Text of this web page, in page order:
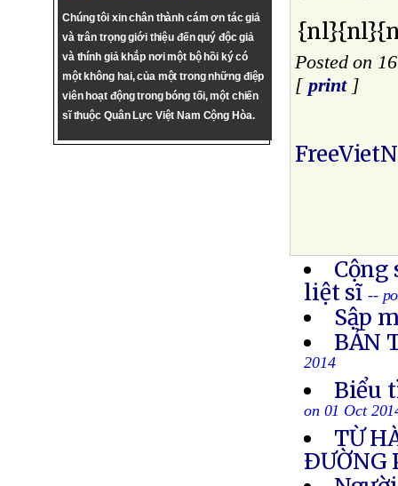
Chúng tôi xin chân thành cám ơn tác giả
và trân trọng giới thiệu đến quý độc giả
và thính giả khắp nơi một bộ hồi ký có
một không hai, của một trong những điệp
viên hoạt động trong bóng tối, một chiến
sĩ thuộc Quân Lực Việt Nam Cộng Hòa.
Posted on
[ print]
Cộng
liệt sĩ --
Sập
BẢN
2014
Biểu
on 01 Oct
TỪ
ÐƯỜNG